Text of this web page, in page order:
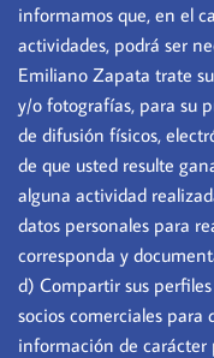
informamos que, en el
actividades, podrá ser
Emiliano Zapata trate
y/o fotografías, para su
de difusión físicos,
de que usted resulte
alguna actividad
datos personales para
corresponda y
d) Compartir sus
socios comerciales para
información de